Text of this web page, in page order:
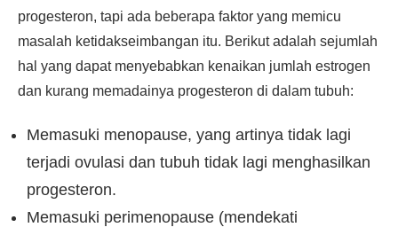
progesteron, tapi ada beberapa faktor yang memicu
masalah ketidakseimbangan itu. Berikut adalah sejumlah
hal yang dapat menyebabkan kenaikan jumlah estrogen
dan kurang memadainya progesteron di dalam tubuh:
Memasuki menopause, yang artinya tidak lagi
terjadi ovulasi dan tubuh tidak lagi menghasilkan
progesteron.
Memasuki perimenopause (mendekati